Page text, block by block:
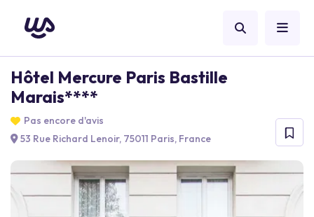
Hôtel Mercure Paris Bastille
Marais****
Pas encore d'avis
53 Rue Richard Lenoir, 75011 Paris, France